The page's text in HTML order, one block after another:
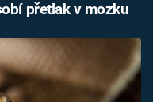
přetlak v mozku